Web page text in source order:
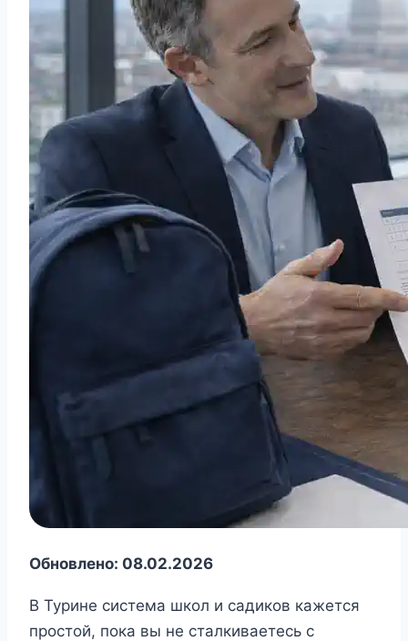
Обновлено: 08.02.2026
В Турине система школ и садиков кажется
простой, пока вы не сталкиваетесь с